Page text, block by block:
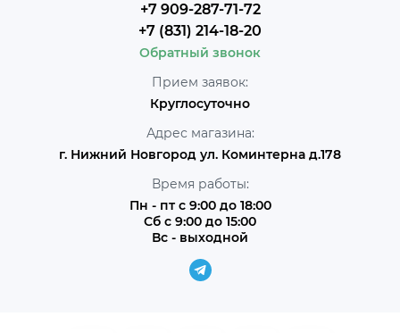
+7 909-287-71-72
+7 (831) 214-18-20
Обратный звонок
Прием заявок:
Круглосуточно
Адрес магазина:
г. Нижний Новгород ул. Коминтерна д.178
Время работы:
Пн - пт с 9:00 до 18:00
Сб с 9:00 до 15:00
Вс - выходной